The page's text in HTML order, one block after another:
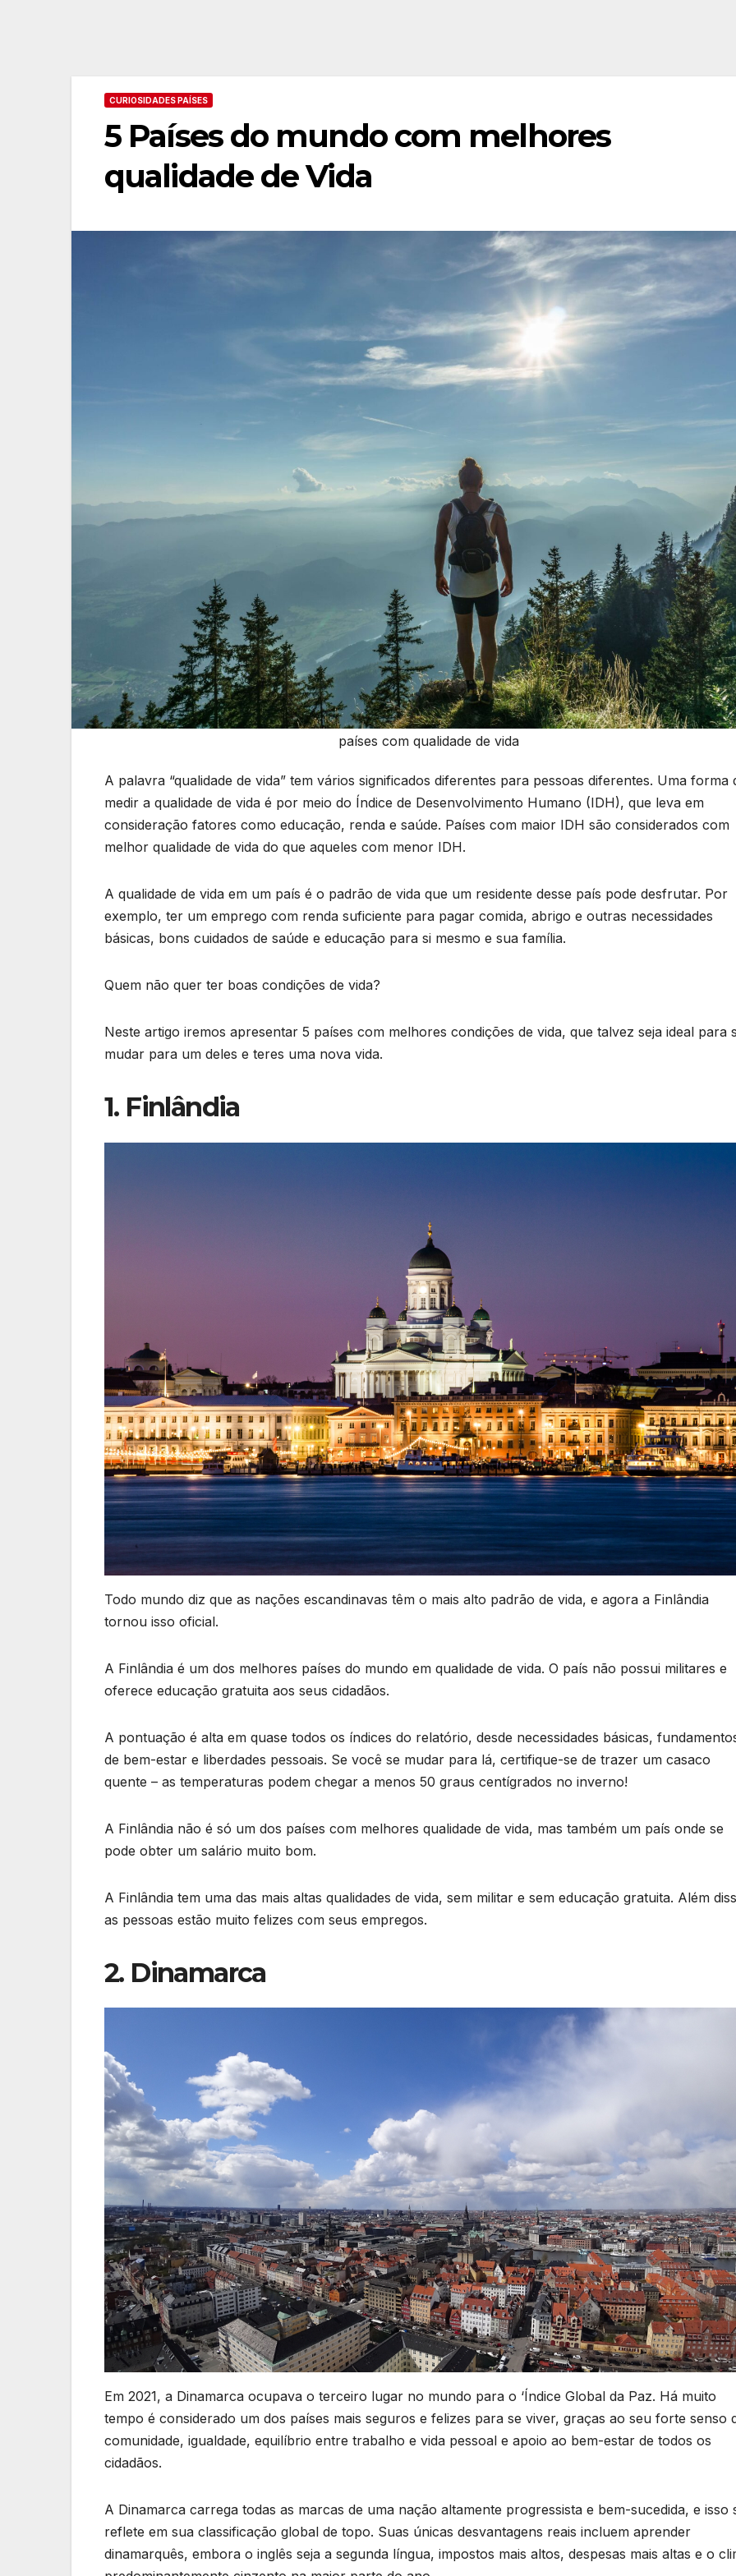
CURIOSIDADES PAÍSES
5 Países do mundo com melhores
qualidade de Vida
países com qualidade de vida
A palavra “qualidade de vida” tem vários significados diferentes para pessoas diferentes. Uma forma
medir a qualidade de vida é por meio do Índice de Desenvolvimento Humano (IDH), que leva em
consideração fatores como educação, renda e saúde. Países com maior IDH são considerados com
melhor qualidade de vida do que aqueles com menor IDH.
A qualidade de vida em um país é o padrão de vida que um residente desse país pode desfrutar. Por
exemplo, ter um emprego com renda suficiente para pagar comida, abrigo e outras necessidades
básicas, bons cuidados de saúde e educação para si mesmo e sua família.
Quem não quer ter boas condições de vida?
Neste artigo iremos apresentar 5 países com melhores condições de vida, que talvez seja ideal para
mudar para um deles e teres uma nova vida.
1. Finlândia
Todo mundo diz que as nações escandinavas têm o mais alto padrão de vida, e agora a Finlândia
tornou isso oficial.
A Finlândia é um dos melhores países do mundo em qualidade de vida. O país não possui militares e
oferece educação gratuita aos seus cidadãos.
A pontuação é alta em quase todos os índices do relatório, desde necessidades básicas,
de bem-estar e liberdades pessoais. Se você se mudar para lá, certifique-se de trazer um casaco
quente – as temperaturas podem chegar a menos 50 graus centígrados no inverno!
A Finlândia não é só um dos países com melhores qualidade de vida, mas também um país onde se
pode obter um salário muito bom.
A Finlândia tem uma das mais altas qualidades de vida, sem militar e sem educação gratuita. Além
as pessoas estão muito felizes com seus empregos.
2. Dinamarca
Em 2021, a Dinamarca ocupava o terceiro lugar no mundo para o ‘Índice Global da Paz. Há muito
tempo é considerado um dos países mais seguros e felizes para se viver, graças ao seu forte senso
comunidade, igualdade, equilíbrio entre trabalho e vida pessoal e apoio ao bem-estar de todos os
cidadãos.
A Dinamarca carrega todas as marcas de uma nação altamente progressista e bem-sucedida, e isso
reflete em sua classificação global de topo. Suas únicas desvantagens reais incluem aprender
dinamarquês, embora o inglês seja a segunda língua, impostos mais altos, despesas mais altas e o